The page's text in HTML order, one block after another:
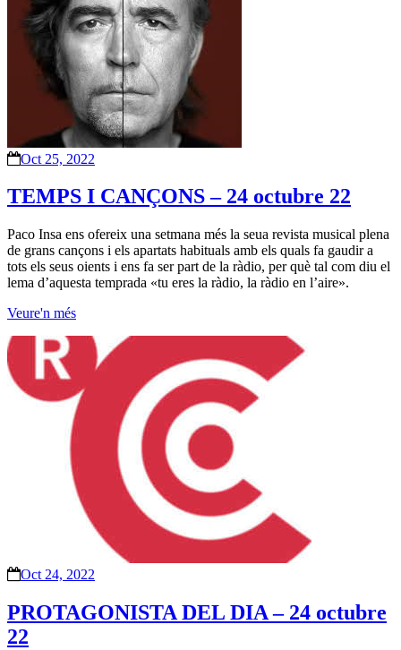
Oct 25, 2022
TEMPS I CANÇONS – 24 octubre 22
Paco Insa ens ofereix una setmana més la seua revista musical plena
de grans cançons i els apartats habituals amb els quals fa gaudir a
tots els seus oients i ens fa ser part de la ràdio, per què tal com diu el
lema d’aquesta temprada «tu eres la ràdio, la ràdio en l’aire».
Veure'n més
Oct 24, 2022
PROTAGONISTA DEL DIA – 24 octubre
22